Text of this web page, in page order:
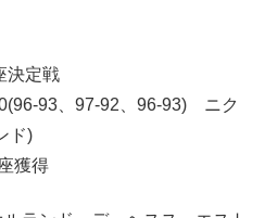
決定戦
93、97-92、96-93) ニク
ド)
獲得